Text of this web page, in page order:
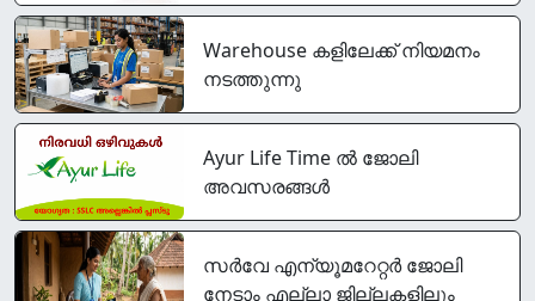
Warehouse കളിലേക്ക് നിയമനം
നടത്തുന്നു
Ayur Life Time ൽ ജോലി
അവസരങ്ങൾ
സര്‍വേ എന്യൂമറേറ്റര്‍ ജോലി
നേടാം എല്ലാ ജില്ലകളിലും